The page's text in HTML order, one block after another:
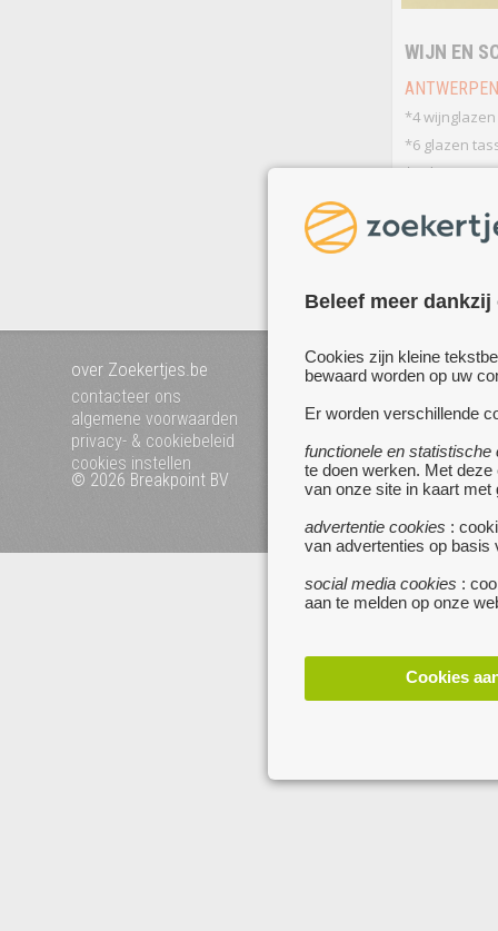
Beleef meer
Cookies zijn kleine
bewaard worden op uw
Er worden verschillende
functionele en statistische
te doen werken. Met
van onze site in kaart met
advertentie cookies :
van advertenties op basis
social media cookies :
aan te melden op onze
Cookies
WIJN EN
*4 wijnglazen
*6 glazen
*2
over Zoekertjes.be
contacteer ons
algemene voorwaarden
privacy- & cookiebeleid
cookies instellen
voeg uw zoekertje toe
© 2026 Breakpoint BV
Bezoek ook eens onze
www.startpagina.be
www.koken.be